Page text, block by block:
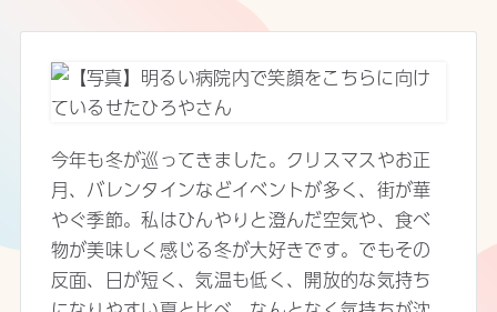
今年も冬が巡ってきました。クリスマスやお正
月、バレンタインなどイベントが多く、街が華
やぐ季節。私はひんやりと澄んだ空気や、食べ
物が美味しく感じる冬が大好きです。でもその
反面、日が短く、気温も低く、開放的な気持ち